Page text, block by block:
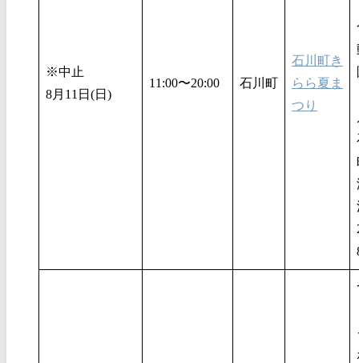
※中止
8月11日(日)
11:00〜20:00 石川町
石川町き
らら夏ま
つり